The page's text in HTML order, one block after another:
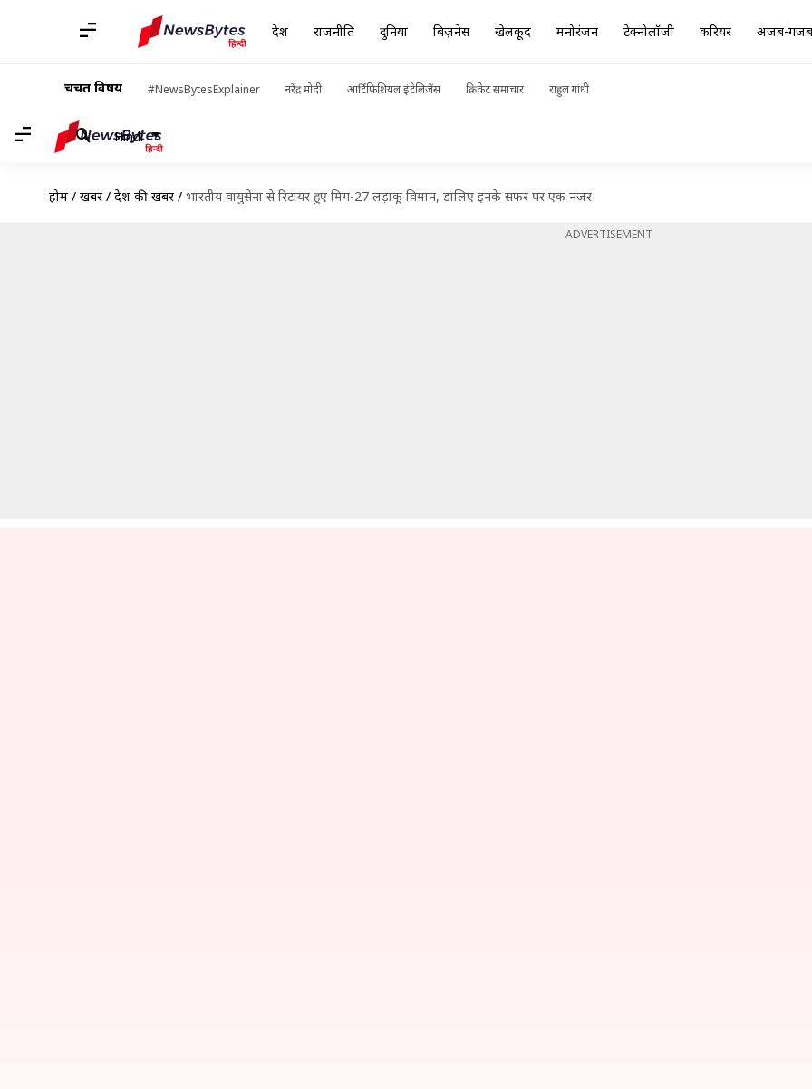
देश राजनीति दुनिया बिज़नेस खेलकूद मनोरंजन टेक्नोलॉजी करियर अजब-गजब
चर्चित विषय #NewsBytesExplainer नरेंद्र मोदी आर्टिफिशियल इंटेलिजेंस क्रिकेट समाचार राहुल गांधी
Hindi
होम / खबरें / देश की खबरें / भारतीय वायुसेना से रिटायर हुए मिग-27 लड़ाकू विमान, डालिए इनके सफर पर एक नजर
ADVERTISEMENT